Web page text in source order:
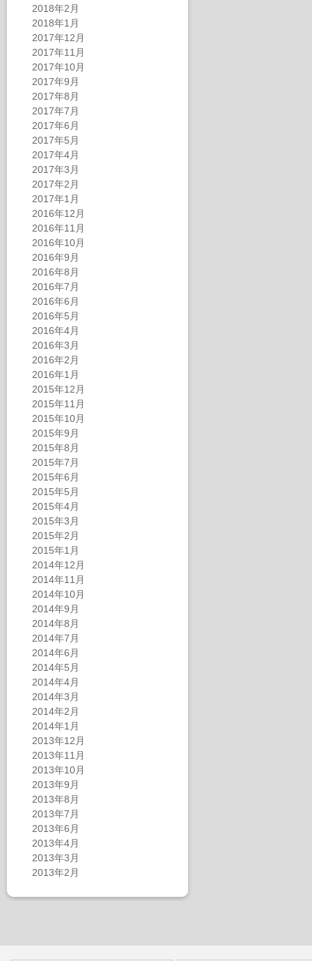
2018年2月
2018年1月
2017年12月
2017年11月
2017年10月
2017年9月
2017年8月
2017年7月
2017年6月
2017年5月
2017年4月
2017年3月
2017年2月
2017年1月
2016年12月
2016年11月
2016年10月
2016年9月
2016年8月
2016年7月
2016年6月
2016年5月
2016年4月
2016年3月
2016年2月
2016年1月
2015年12月
2015年11月
2015年10月
2015年9月
2015年8月
2015年7月
2015年6月
2015年5月
2015年4月
2015年3月
2015年2月
2015年1月
2014年12月
2014年11月
2014年10月
2014年9月
2014年8月
2014年7月
2014年6月
2014年5月
2014年4月
2014年3月
2014年2月
2014年1月
2013年12月
2013年11月
2013年10月
2013年9月
2013年8月
2013年7月
2013年6月
2013年4月
2013年3月
2013年2月